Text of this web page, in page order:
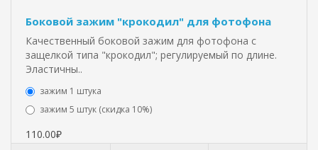
Боковой зажим "крокодил" для фотофона
Качественный боковой зажим для фотофона с
защелкой типа "крокодил"; регулируемый по длине.
Эластичны..
зажим 1 штука
зажим 5 штук (скидка 10%)
110.00₽